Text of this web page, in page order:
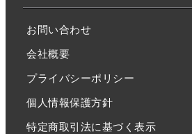
お問い合わせ
会社概要
プライバシーポリシー
個人情報保護方針
特定商取引法に基づく表示